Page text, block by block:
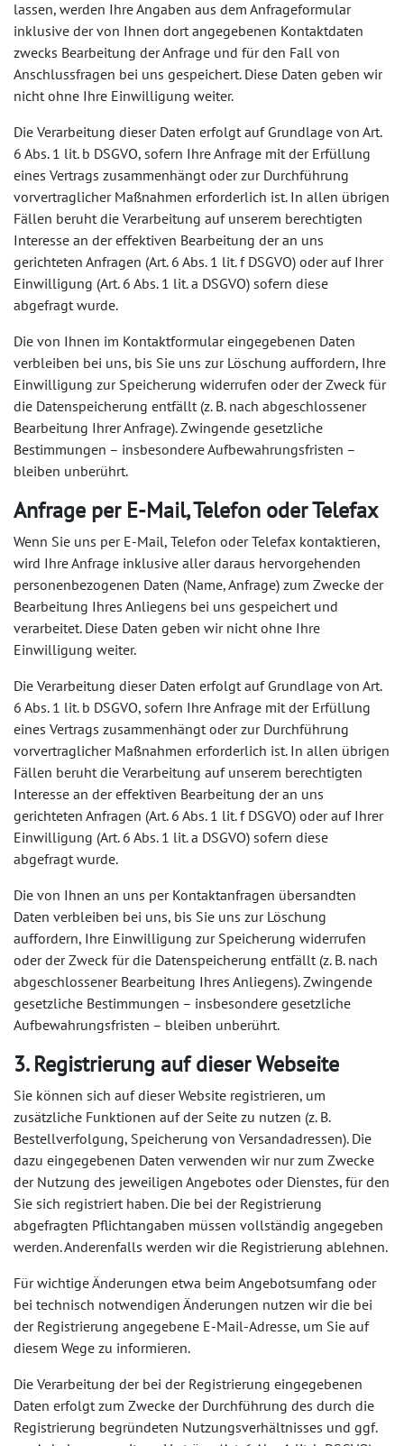
lassen, werden Ihre Angaben aus dem Anfrageformular
inklusive der von Ihnen dort angegebenen Kontaktdaten
zwecks Bearbeitung der Anfrage und für den Fall von
Anschlussfragen bei uns gespeichert. Diese Daten geben wir
nicht ohne Ihre Einwilligung weiter.
Die Verarbeitung dieser Daten erfolgt auf Grundlage von Art.
6 Abs. 1 lit. b DSGVO, sofern Ihre Anfrage mit der Erfüllung
eines Vertrags zusammenhängt oder zur Durchführung
vorvertraglicher Maßnahmen erforderlich ist. In allen übrigen
Fällen beruht die Verarbeitung auf unserem berechtigten
Interesse an der effektiven Bearbeitung der an uns
gerichteten Anfragen (Art. 6 Abs. 1 lit. f DSGVO) oder auf Ihrer
Einwilligung (Art. 6 Abs. 1 lit. a DSGVO) sofern diese
abgefragt wurde.
Die von Ihnen im Kontaktformular eingegebenen Daten
verbleiben bei uns, bis Sie uns zur Löschung auffordern, Ihre
Einwilligung zur Speicherung widerrufen oder der Zweck für
die Datenspeicherung entfällt (z. B. nach abgeschlossener
Bearbeitung Ihrer Anfrage). Zwingende gesetzliche
Bestimmungen – insbesondere Aufbewahrungsfristen –
bleiben unberührt.
Anfrage per E-Mail, Telefon oder Telefax
Wenn Sie uns per E-Mail, Telefon oder Telefax kontaktieren,
wird Ihre Anfrage inklusive aller daraus hervorgehenden
personenbezogenen Daten (Name, Anfrage) zum Zwecke der
Bearbeitung Ihres Anliegens bei uns gespeichert und
verarbeitet. Diese Daten geben wir nicht ohne Ihre
Einwilligung weiter.
Die Verarbeitung dieser Daten erfolgt auf Grundlage von Art.
6 Abs. 1 lit. b DSGVO, sofern Ihre Anfrage mit der Erfüllung
eines Vertrags zusammenhängt oder zur Durchführung
vorvertraglicher Maßnahmen erforderlich ist. In allen übrigen
Fällen beruht die Verarbeitung auf unserem berechtigten
Interesse an der effektiven Bearbeitung der an uns
gerichteten Anfragen (Art. 6 Abs. 1 lit. f DSGVO) oder auf Ihrer
Einwilligung (Art. 6 Abs. 1 lit. a DSGVO) sofern diese
abgefragt wurde.
Die von Ihnen an uns per Kontaktanfragen übersandten
Daten verbleiben bei uns, bis Sie uns zur Löschung
auffordern, Ihre Einwilligung zur Speicherung widerrufen
oder der Zweck für die Datenspeicherung entfällt (z. B. nach
abgeschlossener Bearbeitung Ihres Anliegens). Zwingende
gesetzliche Bestimmungen – insbesondere gesetzliche
Aufbewahrungsfristen – bleiben unberührt.
3. Registrierung auf dieser Webseite
Sie können sich auf dieser Website registrieren, um
zusätzliche Funktionen auf der Seite zu nutzen (z. B.
Bestellverfolgung, Speicherung von Versandadressen). Die
dazu eingegebenen Daten verwenden wir nur zum Zwecke
der Nutzung des jeweiligen Angebotes oder Dienstes, für den
Sie sich registriert haben. Die bei der Registrierung
abgefragten Pflichtangaben müssen vollständig angegeben
werden. Anderenfalls werden wir die Registrierung ablehnen.
Für wichtige Änderungen etwa beim Angebotsumfang oder
bei technisch notwendigen Änderungen nutzen wir die bei
der Registrierung angegebene E-Mail-Adresse, um Sie auf
diesem Wege zu informieren.
Die Verarbeitung der bei der Registrierung eingegebenen
Daten erfolgt zum Zwecke der Durchführung des durch die
Registrierung begründeten Nutzungsverhältnisses und ggf.